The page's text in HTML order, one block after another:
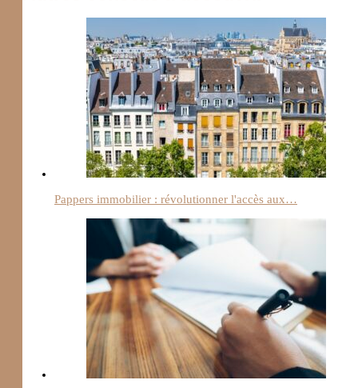
Pappers immobilier : révolutionner l'accès aux…